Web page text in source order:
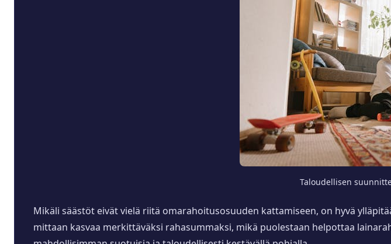
Taloudellisen
Mikäli säästöt eivät vielä riitä omarahoitusosuuden kattamiseen, on hyvä
mittaan kasvaa merkittäväksi rahasummaksi, mikä puolestaan helpottaa